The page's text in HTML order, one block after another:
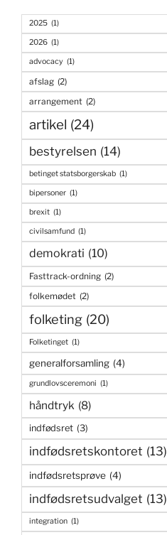
2025 (1)
2026 (1)
advocacy (1)
afslag (2)
arrangement (2)
artikel (24)
bestyrelsen (14)
betinget statsborgerskab (1)
bipersoner (1)
brexit (1)
civilsamfund (1)
demokrati (10)
Fasttrack-ordning (2)
folkemødet (2)
folketing (20)
Folketinget (1)
generalforsamling (4)
grundlovsceremoni (1)
håndtryk (8)
indfødsret (3)
indfødsretskontoret (13)
indfødsretsprøve (4)
indfødsretsudvalget (13)
integration (1)